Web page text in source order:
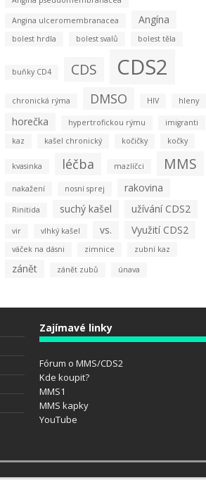
Angina ulceromembranacea Angína
bolest hrdla bolest svalů bolest těla
buňky CD4 CDS CDS2
chronická rýma DMSO HIV hleny
horečka hypertrofickou rýmu
imigranti
kaz
kašel chronický kočičky kočky
kvasinka léčba mazlíčci MMS
nakažení nosní sprej rakovina
Rinitida suchý kašel užívání CDS2
vir vlhký kašel vs. Využití CDS2
váček na dásni zimnice zubní kaz
zánět zánět zubů únava
Zajímavé linky
Fórum o MMS/CDS2
Kde koupit?
MMS1
MMS kapky
YouTube